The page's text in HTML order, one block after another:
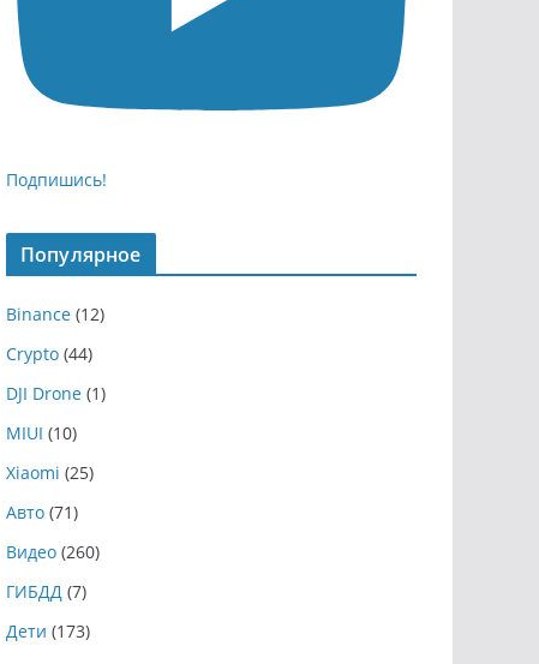
Подпишись!
Популярное
Binance (12)
Crypto (44)
DJI Drone (1)
MIUI (10)
Xiaomi (25)
Авто (71)
Видео (260)
ГИБДД (7)
Дети (173)